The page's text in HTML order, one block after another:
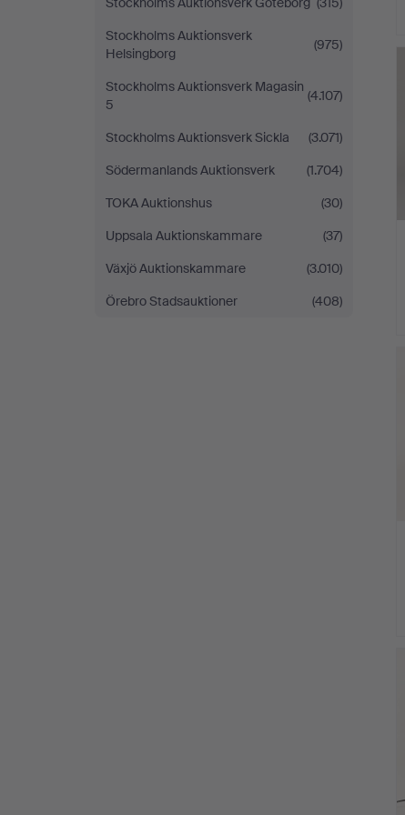
Stockholms Auktionsverk
Helsingborg
(975)
Stockholms Auktionsverk Magasin
5
(4.107)
Stockholms Auktionsverk Sickla
(3.071)
Södermanlands Auktionsverk
(1.704)
TOKA Auktionshus
(30)
Uppsala Auktionskammare
(37)
Växjö Auktionskammare
(3.010)
Örebro Stadsauktioner
(408)